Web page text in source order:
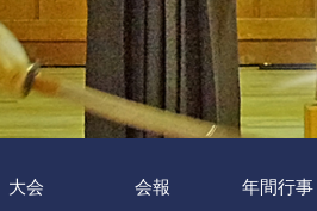
大会 会報 年間行事